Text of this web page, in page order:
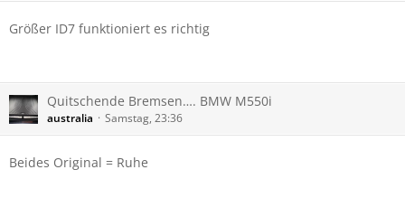
Größer ID7 funktioniert es richtig
Quitschende Bremsen…. BMW M550i
australia Samstag, 23:36
Beides Original = Ruhe